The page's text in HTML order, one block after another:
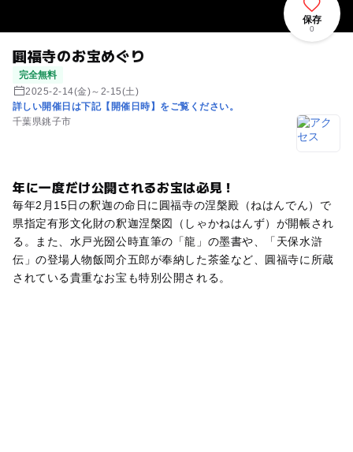
圓福寺のお宝めぐり
完全無料
2025-2-14(金)～2-15(土)
詳しい開催日は下記【開催日時】をご覧ください。
千葉県銚子市
保存
0
年に一度だけ公開されるお宝は必見！
毎年2月15日の釈迦の命日に圓福寺の涅槃殿（ねはんでん）で
県指定有形文化財の釈迦涅槃図（しゃかねはんず）が開帳され
る。また、水戸光圀公時直筆の「龍」の墨書や、「天保水滸
伝」の登場人物飯岡介五郎が奉納した茶釜など、圓福寺に所蔵
されている貴重なお宝も特別公開される。